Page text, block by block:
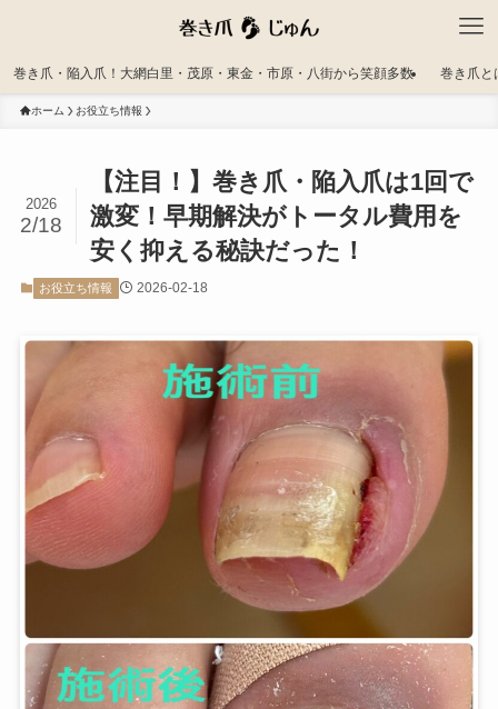
巻き爪・陥入爪！大網白里・茂原・東金・市原・八街から笑顔多数 巻き爪と
ホーム お役立ち情報
【注目！】巻き爪・陥入爪は1回で
激変！早期解決がトータル費用を
安く抑える秘訣だった！
2026
2/18
お役立ち情報 2026-02-18